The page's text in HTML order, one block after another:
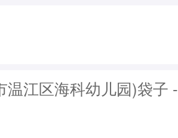
温江区海科幼儿园)袋子 -